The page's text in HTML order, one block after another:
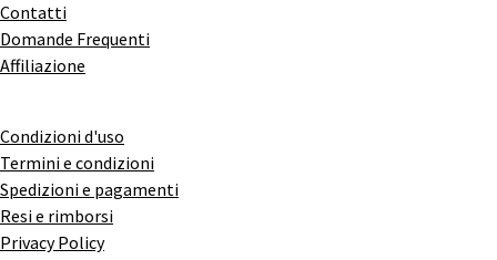
Contatti
Domande Frequenti
Affiliazione
Condizioni d'uso
Termini e condizioni
Spedizioni e pagamenti
Resi e rimborsi
Privacy Policy